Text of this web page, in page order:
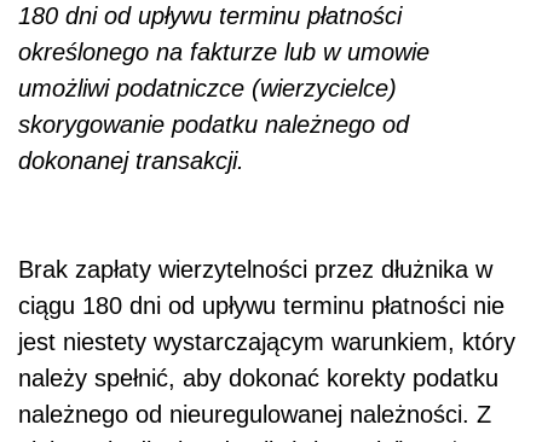
180 dni od upływu terminu płatności
określonego na fakturze lub w umowie
umożliwi podatniczce (wierzycielce)
skorygowanie podatku należnego od
dokonanej transakcji.
Brak zapłaty wierzytelności przez dłużnika w
ciągu 180 dni od upływu terminu płatności nie
jest niestety wystarczającym warunkiem, który
należy spełnić, aby dokonać korekty podatku
należnego od nieuregulowanej należności. Z